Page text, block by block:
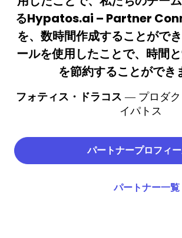
るHypatos.ai – Partner
を、数時間作成することがで
ールを使用したことで、時間
を節約することができ
フォティス・ドラコス — プロダク
イパトス
パートナープロフィ
パートナー一覧